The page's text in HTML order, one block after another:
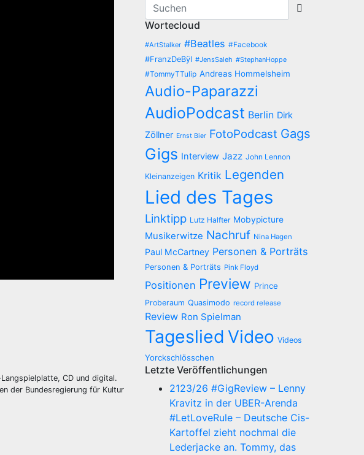
CD und digital.
der Bundesregierung für Kultur
Wortecloud
#ArtStalker #Beatles #Facebook
#FranzDeBÿl #JensSaleh #StephanHoppe
#TommyTTulip Andreas Hommelsheim
Audio-Paparazzi
AudioPodcast Berlin Dirk
Zöllner Ernst Bier FotoPodcast Gags
Gigs Interview Jazz John Lennon
Kleinanzeigen Kritik Legenden
Lied des Tages
Linktipp Lutz Halfter Mobypicture
Musikerwitze Nachruf Nina Hagen
Paul McCartney Personen & Porträts
Personen & Porträts Pink Floyd
Positionen Preview Prince
Proberaum Quasimodo record release
Review Ron Spielman
Tageslied Video Videos
Yorckschlösschen
Letzte Veröffentlichungen
2123/26 #GigReview – Lenny
Kravitz in der UBER-Arenda
#LetLoveRule – Deutsche Cis-
Kartoffel zieht nochmal die
Lederjacke an. Tommy, das